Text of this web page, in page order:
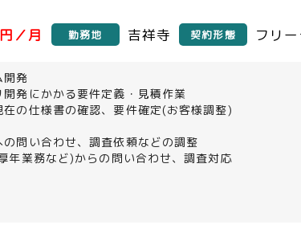
／月 勤務地 吉祥寺 契約形態 フリ
発
発にかかる要件定義・見積作業
在の仕様書の確認、要件確定(お客様調整)
の問い合わせ、調査依頼などの調整
年業務など)からの問い合わせ、調査対応